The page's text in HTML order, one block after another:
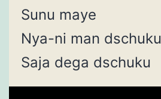
Sunu maye
Nya-ni man dschuku
Saja dega dschuku